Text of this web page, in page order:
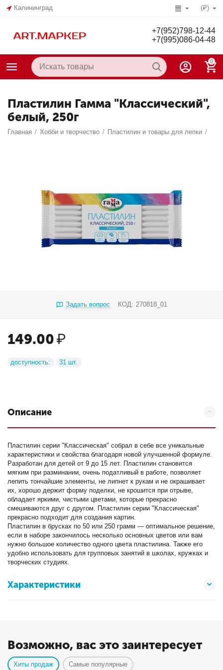
Калининград (₽)
+7(952)798-12-44
+7(995)086-04-48
0
Пластилин Гамма "Классический",
белый, 250г
Главная / Хобби и творчество / Пластилин и товары для лепки /
Задать вопрос КОД: 270818_01
149.00₽
доступность: 31 шт.
Описание
Пластилин серии "Классическая" собрал в себе все уникальные
характеристики и свойства благодаря новой улучшенной формуле.
Разработан для детей от 9 до 15 лет. Пластилин становится
мягким при разминании, очень податливый в работе, позволяет
лепить тончайшие элементы, не липнет к рукам и не окрашивает
их, хорошо держит форму поделки, не крошится при отрыве,
обладает яркими, чистыми цветами, которые прекрасно
смешиваются друг с другом. Пластилин серии "Классическая"
прекрасно подходит для создания картин.
Пластилин в брусках по 50 или 250 грамм — оптимальное решение,
если в наборе закончилось несколько основных цветов или вам
нужно большое количество одного цвета пластилина. Также его
удобно использовать для групповых занятий в школах, кружках и
творческих студиях.
Характеристики
Возможно, вас это заинтересует
Хиты продаж Самые популярные